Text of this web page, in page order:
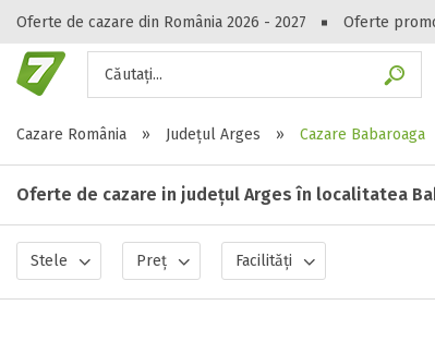
Oferte de cazare din România 2026 - 2027 Oferte
Căutați...
Cazare România
» Județul Arges » Cazare Babaroaga
Oferte de cazare in județul Arges în localitatea
Stele Preț Facilități